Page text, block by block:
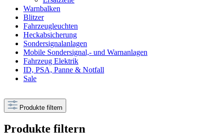
Warnbalken
Blitzer
Fahrzeugleuchten
Heckabsicherung
Sondersignalanlagen
Mobile Sondersignal,- und Warnanlagen
Fahrzeug Elektrik
ID, PSA, Panne & Notfall
Sale
Produkte filtern
Produkte filtern